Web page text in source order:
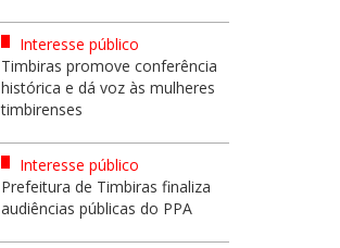
Interesse público
Timbiras promove conferência
histórica e dá voz às mulheres
timbirenses
Interesse público
Prefeitura de Timbiras finaliza
audiências públicas do PPA